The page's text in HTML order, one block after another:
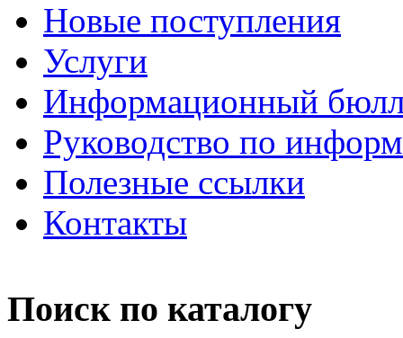
Новые поступления
Услуги
Информационный
Руководство по
Полезные ссылки
Контакты
Поиск по каталогу